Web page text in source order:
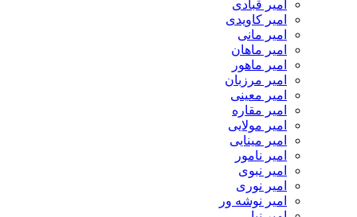
امیر قبادی
امیر کاویدی
امیر مانی
امیر ماهان
امیر ماهور
امیر مرزبان
امیر معینی
امیر مقاره
امیر مولایی
امیر مینایی
امیر نامور
امیر نبوی
امیر نوری
امیر نوشه ور